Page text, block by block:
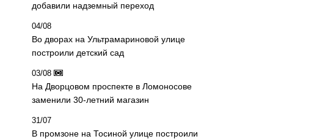
добавили надземный переход
04/08
Во дворах на Ультрамариновой улице
построили детский сад
03/08
На Дворцовом проспекте в Ломоносове
заменили 30-летний магазин
31/07
В промзоне на Тосиной улице построили